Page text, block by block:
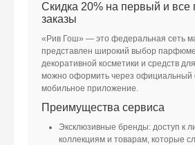
Скидка 20% на первый и все
заказы
«Рив Гош» — это федеральная сеть
представлен широкий выбор
декоративной косметики и средств
можно оформить через официальный
мобильное приложение.
Преимущества сервиса
Эксклюзивные бренды: доступ к
коллекциям и товарам, которые